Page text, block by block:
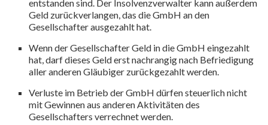
entstanden sind. Der Insolvenzverwalter kann außerdem
Geld zurückverlangen, das die GmbH an den
Gesellschafter ausgezahlt hat.
Wenn der Gesellschafter Geld in die GmbH eingezahlt
hat, darf dieses Geld erst nachrangig nach Befriedigung
aller anderen Gläubiger zurückgezahlt werden.
Verluste im Betrieb der GmbH dürfen steuerlich nicht
mit Gewinnen aus anderen Aktivitäten des
Gesellschafters verrechnet werden.